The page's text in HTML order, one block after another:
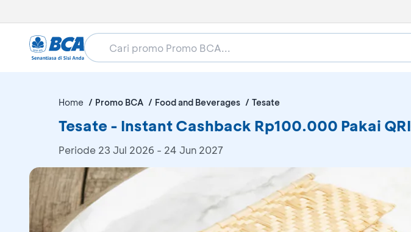
Home Promo BCA Food and Beverages Tesate
Tesate - Instant Cashback Rp100.000 Pakai
Periode 23 Jul 2026 - 24 Jun 2027